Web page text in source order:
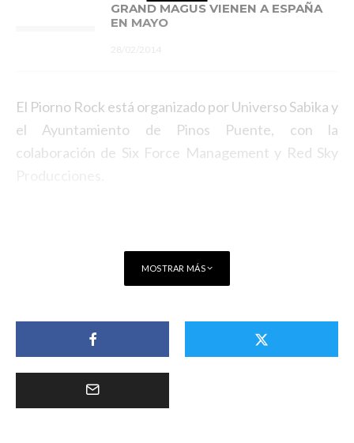
GRAND MAGUS VIENEN A ESPAÑA
EN MAYO
El Piorno Rock está organizado por Universo Sabika y
el Ayuntamiento de Pinos Puente, con la
colaboración de Six Force Management y Red Sky
MOSTRAR MÁS